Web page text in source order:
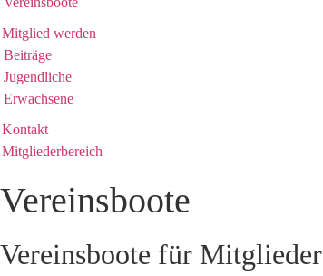
Mitglied werden
Beiträge
Jugendliche
Erwachsene
Kontakt
Mitgliederbereich
Vereinsboote
Vereinsboote für Mitglieder